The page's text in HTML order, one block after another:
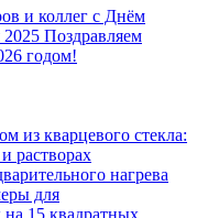
и коллег с Днём
2025 Поздравляем
годом!
из кварцевого стекла:
растворах
нагрева
для
на 15 квадратных